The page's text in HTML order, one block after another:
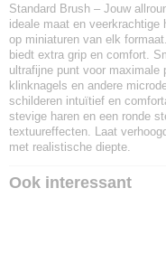
Standard Brush – Jouw
ideale maat en veerkrachtige
op miniaturen van elk
biedt extra grip en comfort.
ultrafijne punt voor maximale
klinknagels en andere
schilderen intuïtief en
stevige haren en een ronde
textuureffecten. Laat
met realistische diepte.
Ook interessant